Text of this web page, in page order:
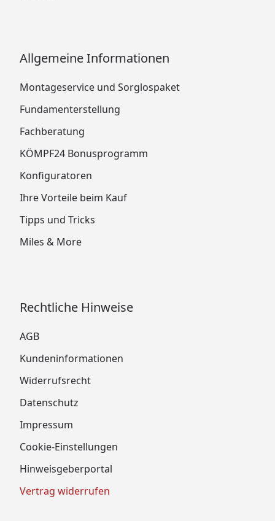
Allgemeine Informationen
Montageservice und Sorglospaket
Fundamenterstellung
Fachberatung
KÖMPF24 Bonusprogramm
Konfiguratoren
Ihre Vorteile beim Kauf
Tipps und Tricks
Miles & More
Rechtliche Hinweise
AGB
Kundeninformationen
Widerrufsrecht
Datenschutz
Impressum
Cookie-Einstellungen
Hinweisgeberportal
Vertrag widerrufen